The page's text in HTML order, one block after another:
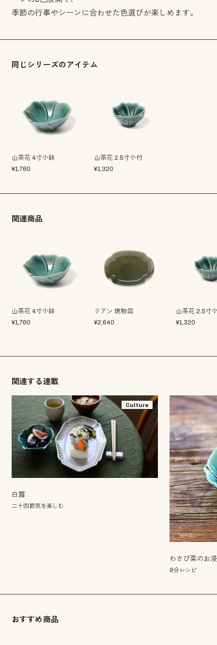
季節の行事やシーンに合わせた色選びが楽しめます。
同じシリーズのアイテム
山茶花 4寸小鉢
¥1,760
山茶花 2.5寸小付
¥1,320
関連商品
山茶花 4寸小鉢
¥1,760
リアン 焼物皿
¥2,640
山茶花 2.5寸
¥1,320
関連する連載
Culture
白露
二十四節気を楽しむ
わさび菜のお
9分レシピ
おすすめ商品